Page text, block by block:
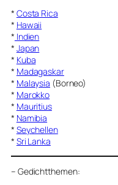
* Costa Rica
* Hawaii
* Indien
* Japan
* Kuba
* Madagaskar
* Malaysia (Borneo)
* Marokko
* Mauritius
* Namibia
* Seychellen
* Sri Lanka
– Gedichtthemen: